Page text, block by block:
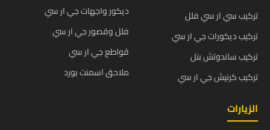
تركيب سي ار سي فلل
تركيب ديكورات جي ار سي
تركيب ساندوتش بنل
تركيب كرنيش جي ار سي
ديكور واجهات جي ار سي
فلل وقصور جي ار سي
قواطع جي ار سي
ملاحق اسمنت بورد
الزيارات